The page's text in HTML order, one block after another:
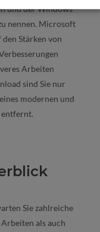
und der Windows
nennen. Microsoft
Stärken von
Arbeiten
sind Sie nur
modernen und
Sie zahlreiche
als auch